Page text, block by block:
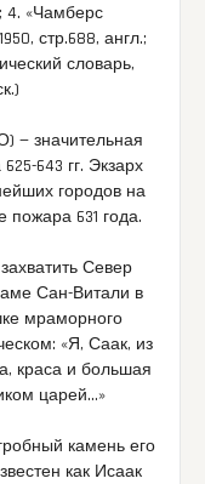
4. «Чамберс
стр.688, англ.;
словарь,
— значительная
643 гг. Экзарх
городов на
631 года.
Север
Сан-Витали в
мраморного
«Я, Саак, из
краса и большая
царей…»
камень его
как Исаак